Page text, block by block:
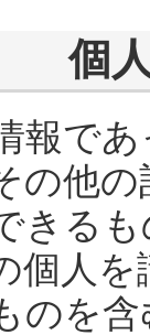
個
報で
の他
きる
個人
のを